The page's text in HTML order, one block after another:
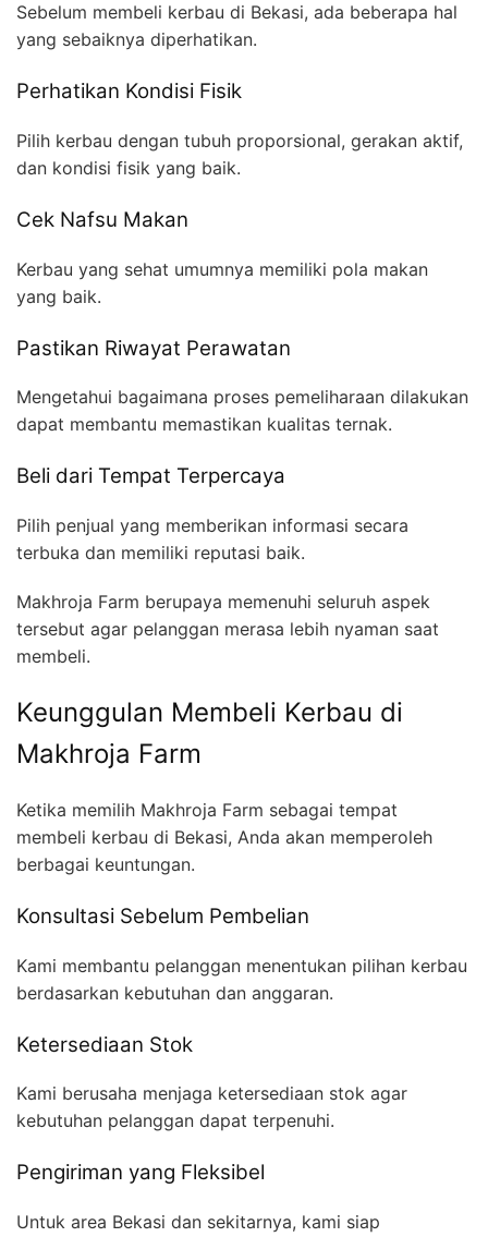
Sebelum membeli kerbau di Bekasi, ada beberapa hal
yang sebaiknya diperhatikan.
Perhatikan Kondisi Fisik
Pilih kerbau dengan tubuh proporsional, gerakan aktif,
dan kondisi fisik yang baik.
Cek Nafsu Makan
Kerbau yang sehat umumnya memiliki pola makan
yang baik.
Pastikan Riwayat Perawatan
Mengetahui bagaimana proses pemeliharaan dilakukan
dapat membantu memastikan kualitas ternak.
Beli dari Tempat Terpercaya
Pilih penjual yang memberikan informasi secara
terbuka dan memiliki reputasi baik.
Makhroja Farm berupaya memenuhi seluruh aspek
tersebut agar pelanggan merasa lebih nyaman saat
membeli.
Keunggulan Membeli Kerbau di
Makhroja Farm
Ketika memilih Makhroja Farm sebagai tempat
membeli kerbau di Bekasi, Anda akan memperoleh
berbagai keuntungan.
Konsultasi Sebelum Pembelian
Kami membantu pelanggan menentukan pilihan kerbau
berdasarkan kebutuhan dan anggaran.
Ketersediaan Stok
Kami berusaha menjaga ketersediaan stok agar
kebutuhan pelanggan dapat terpenuhi.
Pengiriman yang Fleksibel
Untuk area Bekasi dan sekitarnya, kami siap